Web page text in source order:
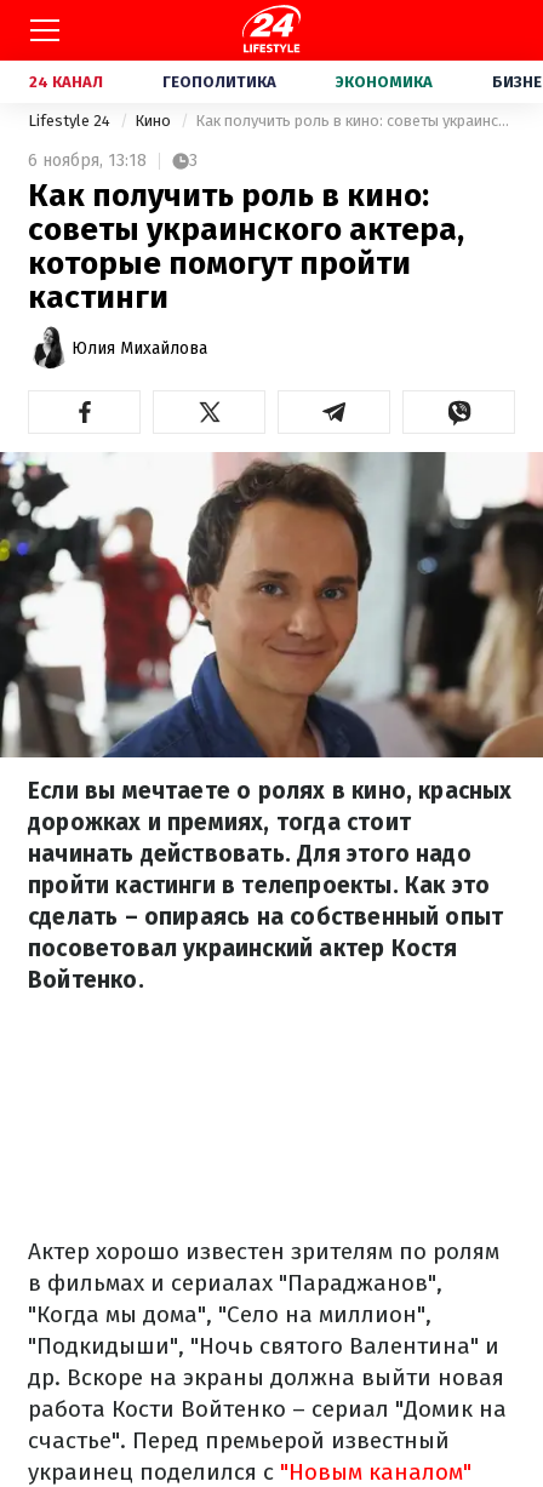
24 КАНАЛ ГЕОПОЛИТИКА ЭКОНОМИКА
Lifestyle 24 Кино Как получить роль в кино: советы украинского актера, которые помогут пройти кастинги
6 ноября, 13:18 3
Как получить роль в кино:
советы украинского актера,
которые помогут пройти
кастинги
Юлия Михайлова
Если вы мечтаете о ролях в кино, красных
дорожках и премиях, тогда стоит
начинать действовать. Для этого надо
пройти кастинги в телепроекты. Как это
сделать – опираясь на собственный опыт
посоветовал украинский актер Костя
Войтенко.
Актер хорошо известен зрителям по ролям
в фильмах и сериалах "Параджанов",
"Когда мы дома", "Село на миллион",
"Подкидыши", "Ночь святого Валентина" и
др. Вскоре на экраны должна выйти новая
работа Кости Войтенко – сериал "Домик на
счастье". Перед премьерой известный
украинец поделился с "Новым каналом"